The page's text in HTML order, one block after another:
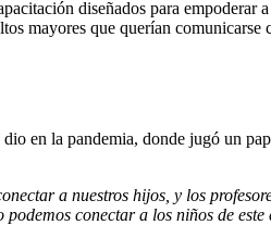
diseñados para empoderar
mayores que querían
dio en la pandemia, donde jugó un
a nuestros hijos, y los
conectar a los niños de